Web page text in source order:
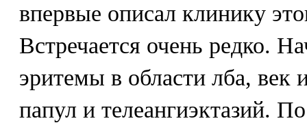
впервые описал клинику
Встречается очень редко.
эритемы в области лба,
папул и телеангиэктазий.